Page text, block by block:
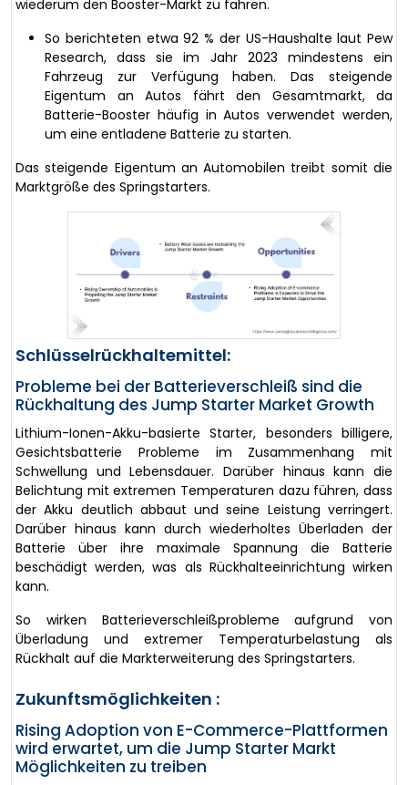
wiederum den Booster-Markt zu fahren.
So berichteten etwa 92 % der US-Haushalte laut Pew
Research, dass sie im Jahr 2023 mindestens ein
Fahrzeug zur Verfügung haben. Das steigende
Eigentum an Autos fährt den Gesamtmarkt, da
Batterie-Booster häufig in Autos verwendet werden,
um eine entladene Batterie zu starten.
Das steigende Eigentum an Automobilen treibt somit die
Marktgröße des Springstarters.
Schlüsselrückhaltemittel:
Probleme bei der Batterieverschleiß sind die
Rückhaltung des Jump Starter Market Growth
Lithium-Ionen-Akku-basierte Starter, besonders billigere,
Gesichtsbatterie Probleme im Zusammenhang mit
Schwellung und Lebensdauer. Darüber hinaus kann die
Belichtung mit extremen Temperaturen dazu führen, dass
der Akku deutlich abbaut und seine Leistung verringert.
Darüber hinaus kann durch wiederholtes Überladen der
Batterie über ihre maximale Spannung die Batterie
beschädigt werden, was als Rückhalteeinrichtung wirken
kann.
So wirken Batterieverschleißprobleme aufgrund von
Überladung und extremer Temperaturbelastung als
Rückhalt auf die Markterweiterung des Springstarters.
Zukunftsmöglichkeiten :
Rising Adoption von E-Commerce-Plattformen
wird erwartet, um die Jump Starter Markt
Möglichkeiten zu treiben